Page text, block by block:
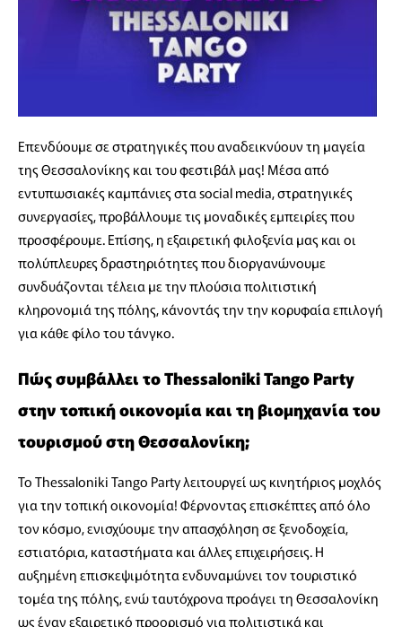
Επενδύουμε σε στρατηγικές που αναδεικνύουν τη μαγεία
της Θεσσαλονίκης και του φεστιβάλ μας! Μέσα από
εντυπωσιακές καμπάνιες στα social media, στρατηγικές
συνεργασίες, προβάλλουμε τις μοναδικές εμπειρίες που
προσφέρουμε. Επίσης, η εξαιρετική φιλοξενία μας και οι
πολύπλευρες δραστηριότητες που διοργανώνουμε
συνδυάζονται τέλεια με την πλούσια πολιτιστική
κληρονομιά της πόλης, κάνοντάς την την κορυφαία επιλογή
για κάθε φίλο του τάνγκο.
Πώς συμβάλλει το Thessaloniki Tango Party
στην τοπική οικονομία και τη βιομηχανία του
τουρισμού στη Θεσσαλονίκη;
Το Thessaloniki Tango Party λειτουργεί ως κινητήριος μοχλός
για την τοπική οικονομία! Φέρνοντας επισκέπτες από όλο
τον κόσμο, ενισχύουμε την απασχόληση σε ξενοδοχεία,
εστιατόρια, καταστήματα και άλλες επιχειρήσεις. Η
αυξημένη επισκεψιμότητα ενδυναμώνει τον τουριστικό
τομέα της πόλης, ενώ ταυτόχρονα προάγει τη Θεσσαλονίκη
ως έναν εξαιρετικό προορισμό για πολιτιστικά και